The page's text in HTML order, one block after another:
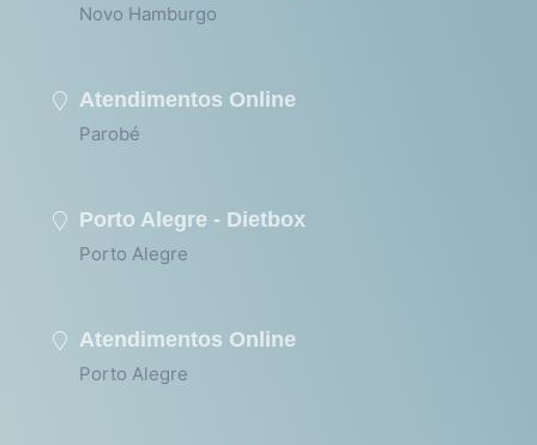
Novo Hamburgo
Atendimentos Online
Parobé
Porto Alegre - Dietbox
Porto Alegre
Atendimentos Online
Porto Alegre